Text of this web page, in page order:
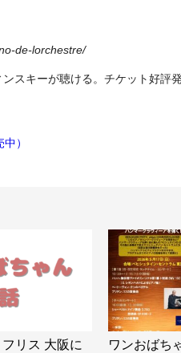
de-lorchestre/
スキーが聴ける。チケット好評
）
リス 大阪に
ワンおばち